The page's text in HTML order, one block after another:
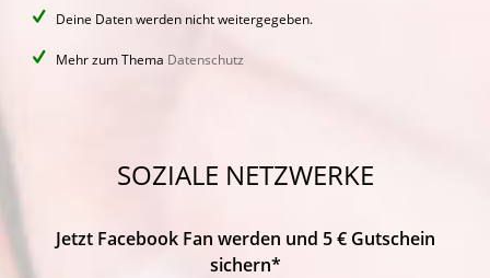
Deine Daten werden nicht weitergegeben.
Mehr zum Thema Datenschutz
SOZIALE NETZWERKE
Jetzt Facebook Fan werden und 5 € Gutschein
sichern*